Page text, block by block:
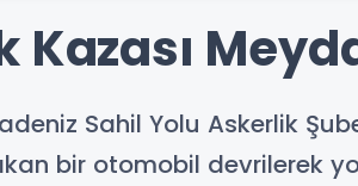
Kazası
Sahil Yolu Askerlik
bir otomobil devrilerek